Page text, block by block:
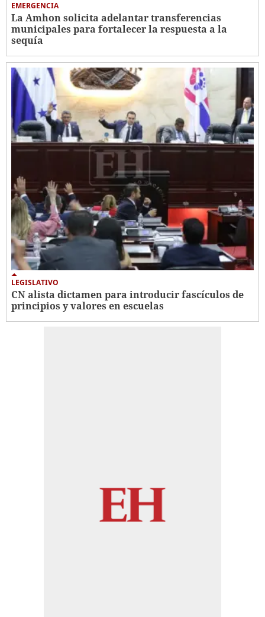
EMERGENCIA
La Amhon solicita adelantar transferencias
municipales para fortalecer la respuesta a la
sequía
LEGISLATIVO
CN alista dictamen para introducir fascículos de
principios y valores en escuelas